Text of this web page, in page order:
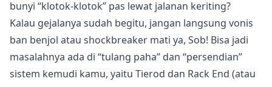
bunyi “klotok-klotok” pas lewat jalanan keriting?
Kalau gejalanya sudah begitu, jangan langsung vonis
ban benjol atau shockbreaker mati ya, Sob! Bisa jadi
masalahnya ada di “tulang paha” dan “persendian”
sistem kemudi kamu, yaitu Tierod dan Rack End (atau